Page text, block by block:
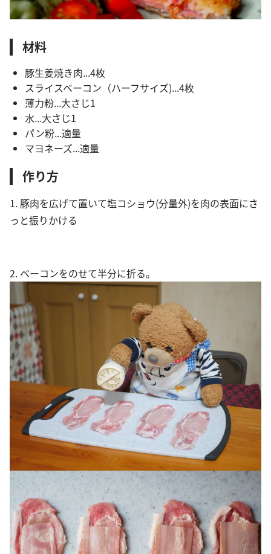
材料
豚生姜焼き肉...4枚
スライスベーコン（ハーフサイズ)...4枚
薄力粉...大さじ1
水...大さじ1
パン粉...適量
マヨネーズ...適量
作り方
1. 豚肉を広げて置いて塩コショウ(分量外)を肉の表面にさ
っと振りかける
2. ベーコンをのせて半分に折る。